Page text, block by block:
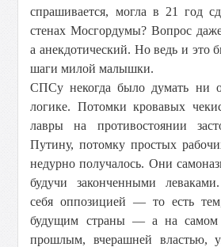
спрашивается, могла в 21 год
стенах Мосгордумы? Вопрос
а анекдотический. Но ведь и это
шаги милой малышки.
СПСу некогда было думать ни
логике. Потомки кровавых
лавры на противостоянии
Путину, потомку простых
недурно получалось. Они
будучи законченными
себя оппозицией — то есть
будущим страны — а на самом
прошлым, вчерашней властью,